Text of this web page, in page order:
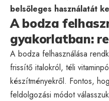
belsőleges használatát
A bodza
gyakorlatban:
A bodza felhasználása
frissítő italokról, téli
készítményekről. Fontos,
feldolgozási módot